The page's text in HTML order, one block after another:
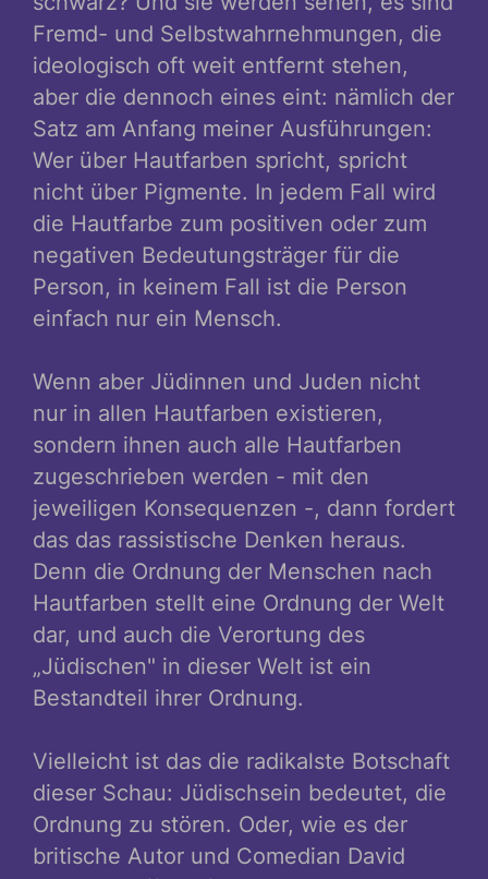
Fremd- und Selbstwahrnehmungen, die
ideologisch oft weit entfernt stehen,
aber die dennoch eines eint: nämlich der
Satz am Anfang meiner Ausführungen:
Wer über Hautfarben spricht, spricht
nicht über Pigmente. In jedem Fall wird
die Hautfarbe zum positiven oder zum
negativen Bedeutungsträger für die
Person, in keinem Fall ist die Person
einfach nur ein Mensch.
Wenn aber Jüdinnen und Juden nicht
nur in allen Hautfarben existieren,
sondern ihnen auch alle Hautfarben
zugeschrieben werden - mit den
jeweiligen Konsequenzen -, dann fordert
das das rassistische Denken heraus.
Denn die Ordnung der Menschen nach
Hautfarben stellt eine Ordnung der Welt
dar, und auch die Verortung des
„Jüdischen" in dieser Welt ist ein
Bestandteil ihrer Ordnung.
Vielleicht ist das die radikalste Botschaft
dieser Schau: Jüdischsein bedeutet, die
Ordnung zu stören. Oder, wie es der
britische Autor und Comedian David